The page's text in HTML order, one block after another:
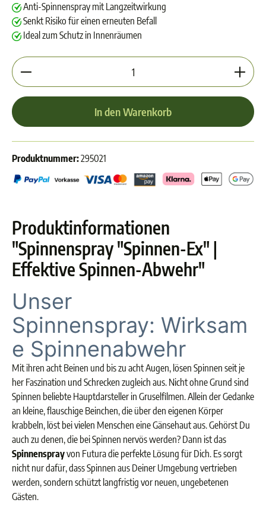
Anti-Spinnenspray mit Langzeitwirkung
Senkt Risiko für einen erneuten Befall
Ideal zum Schutz in Innenräumen
Produkt Anzahl: Gib den gewünschten Wert ein
In den Warenkorb
Produktnummer:295021
Produktinformationen
"Spinnenspray "Spinnen-Ex" |
Effektive Spinnen-Abwehr"
Unser
Spinnenspray: Wirksam
e Spinnenabwehr
Mit ihren acht Beinen und bis zu acht Augen, lösen Spinnen seit je
her Faszination und Schrecken zugleich aus. Nicht ohne Grund sind
Spinnen beliebte Hauptdarsteller in Gruselfilmen. Allein der Gedanke
an kleine, flauschige Beinchen, die über den eigenen Körper
krabbeln, löst bei vielen Menschen eine Gänsehaut aus. Gehörst Du
auch zu denen, die bei Spinnen nervös werden? Dann ist das
Spinnensprayvon Futura die perfekte Lösung für Dich. Es sorgt
nicht nur dafür, dass Spinnen aus Deiner Umgebung vertrieben
werden, sondern schützt langfristig vor neuen, ungebetenen
Gästen.